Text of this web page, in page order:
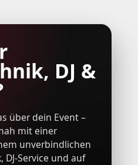
DJ &
über dein Event –
mit einer
unverbindlichen
Service und auf